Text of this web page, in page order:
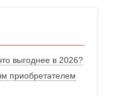
выгоднее в 2026?
приобретателем